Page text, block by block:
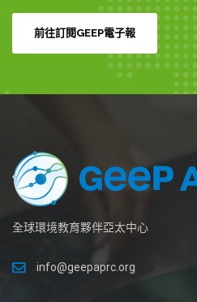
前往訂閱GEEP電子報
全球環境教育夥伴亞太中心
info@geepaprc.org